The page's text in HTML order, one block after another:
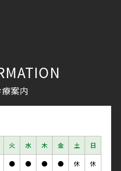
案内
火 水 木 金 土 日
● ● ● ● 休 休